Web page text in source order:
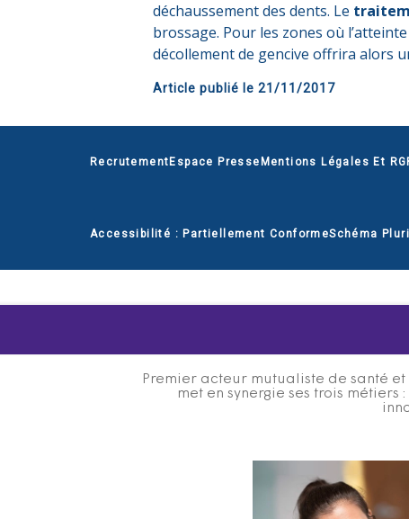
déchaussement des dents. Le
brossage. Pour les zones où
décollement de gencive offrira alors
Article publié le 21/11/2017
Recrutement Espace Presse Mentions Légales Et
Accessibilité : Partiellement ConformeSchéma
Premier acteur mutualiste de santé
met en synergie ses trois